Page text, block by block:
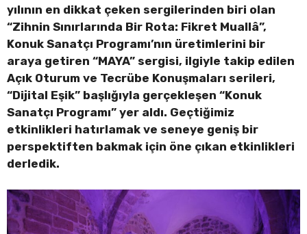
yılının en dikkat çeken sergilerinden biri olan
“Zihnin Sınırlarında Bir Rota: Fikret Muallâ”,
Konuk Sanatçı Programı’nın üretimlerini bir
araya getiren “MAYA” sergisi, ilgiyle takip edilen
Açık Oturum ve Tecrübe Konuşmaları serileri,
“Dijital Eşik” başlığıyla gerçekleşen “Konuk
Sanatçı Programı” yer aldı. Geçtiğimiz
etkinlikleri hatırlamak ve seneye geniş bir
perspektiften bakmak için öne çıkan etkinlikleri
derledik.